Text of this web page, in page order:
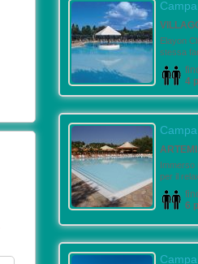
Elayon
stessa
4
Immerso
per il
6